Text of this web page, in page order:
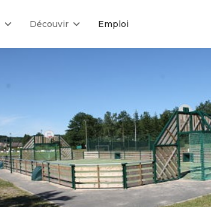
Découvir Emploi